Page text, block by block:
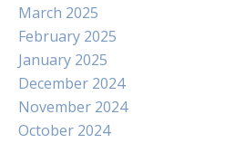
March 2025
February 2025
January 2025
December 2024
November 2024
October 2024